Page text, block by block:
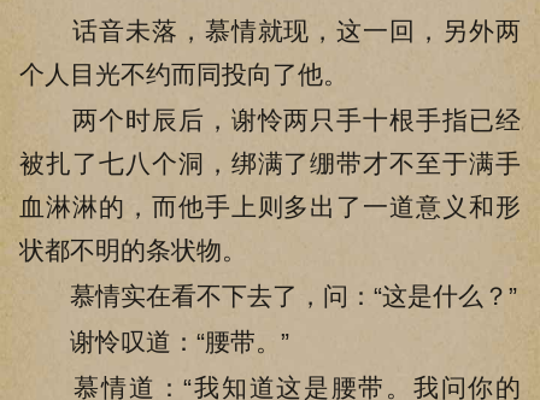
话音未落，慕情就现，这一回，另外两
个人目光不约而同投向了他。
两个时辰后，谢怜两只手十根手指已经
被扎了七八个洞，绑满了绷带才不至于满手
血淋淋的，而他手上则多出了一道意义和形
状都不明的条状物。
慕情实在看不下去了，问：“这是什么？”
谢怜叹道：“腰带。”
慕情道：“我知道这是腰带。我问你的